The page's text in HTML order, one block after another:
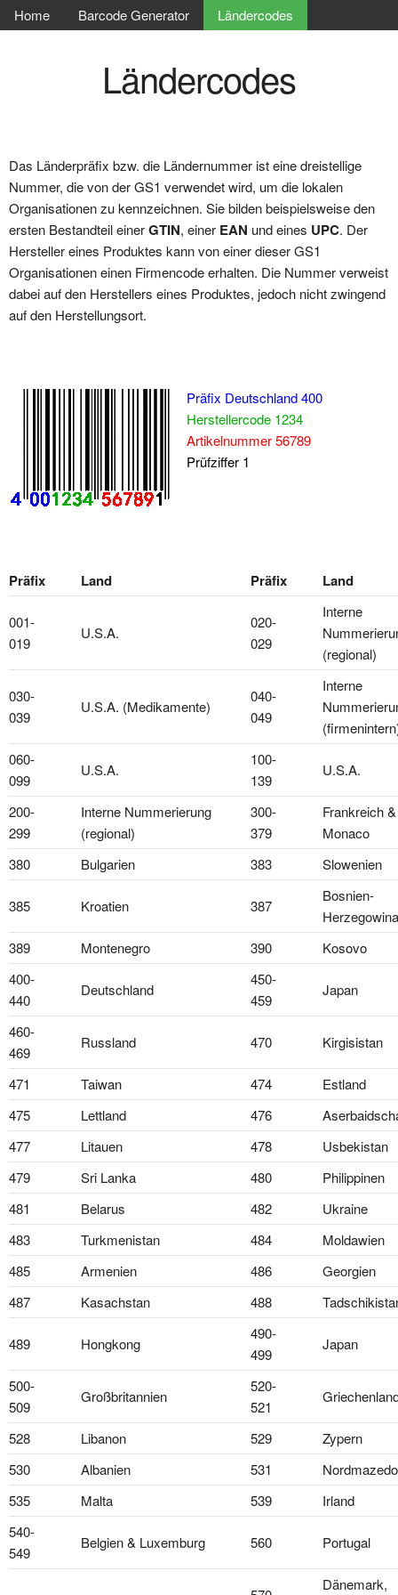
Home Barcode Generator Ländercodes
Ländercodes
Das Länderpräfix bzw. die Ländernummer ist eine dreistellige
Nummer, die von der GS1 verwendet wird, um die lokalen
Organisationen zu kennzeichnen. Sie bilden beispielsweise den
ersten Bestandteil einerGTIN, einer EAN und eines UPC. Der
Hersteller eines Produktes kann von einer dieser GS1
Organisationen einen Firmencode erhalten. Die Nummer verweist
dabei auf den Herstellers eines Produktes, jedoch nicht zwingend
auf den Herstellungsort.
Präfix Deutschland 400
Herstellercode 1234
Artikelnummer 56789
Prüfziffer 1
Präfix Land Präfix Land
001-
019
U.S.A.
020-
029
Interne
(regional)
030-
039
U.S.A. (Medikamente)
040-
049
Interne
060-
099
U.S.A.
100-
139
U.S.A.
200-
299
Interne Nummerierung
(regional)
300-
379
Frankreich &
Monaco
380
Bulgarien 383 Slowenien
385 Kroatien 387
Bosnien-
Herzegowina
389
Montenegro 390
Kosovo
400-
440
Deutschland
450-
459
Japan
460-
469
Russland 470 Kirgisistan
471 Taiwan 474
Estland
475
Lettland 476
477
Litauen 478
Usbekistan
479
Sri Lanka 480
Philippinen
481
Belarus 482
Ukraine
483
Turkmenistan 484
Moldawien
485
Armenien 486
Georgien
487
Kasachstan 488
489 Hongkong
490-
499
Japan
500-
509
Großbritannien
520-
521
528 Libanon 529
Zypern
530
Albanien 531
535
Malta 539
Irland
540-
549
Belgien & Luxemburg 560 Portugal
Dänemark,